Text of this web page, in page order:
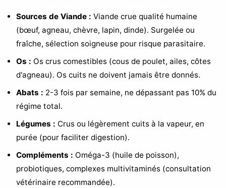
Sources de Viande : Viande crue qualité humaine
(bœuf, agneau, chèvre, lapin, dinde). Surgelée ou
fraîche, sélection soigneuse pour risque parasitaire.
Os : Os crus comestibles (cous de poulet, ailes, côtes
d'agneau). Os cuits ne doivent jamais être donnés.
Abats : 2-3 fois par semaine, ne dépassant pas 10% du
régime total.
Légumes : Crus ou légèrement cuits à la vapeur, en
purée (pour faciliter digestion).
Compléments : Oméga-3 (huile de poisson),
probiotiques, complexes multivitaminés (consultation
vétérinaire recommandée).